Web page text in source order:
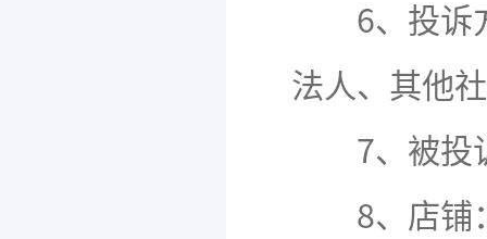
6、投诉方
法人、其他
7、被投诉
8、店铺：